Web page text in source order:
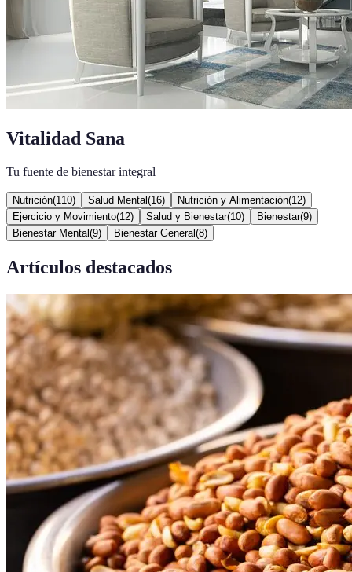
Vitalidad Sana
Tu fuente de bienestar integral
Nutrición(110) Salud Mental (16) Nutrición y Alimentación(12)
Ejercicio y Movimiento(12) Salud y Bienestar(10) Bienestar(9)
Bienestar Mental (9) Bienestar General (8)
Artículos destacados